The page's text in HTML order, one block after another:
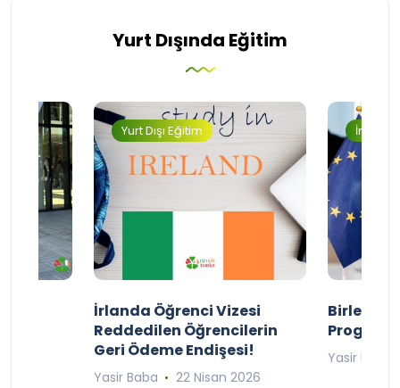
Yurt Dışında Eğitim
Yurt Dışı Eğitim
İrlanda Öğrenci Vizesi
Reddedilen Öğrencilerin
Geri Ödeme Endişesi!
Yasir Baba 22 Nisan 2026
Birleşik
Yasir Baba